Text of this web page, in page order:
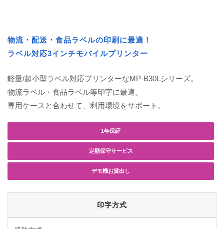
物流・配送・食品ラベルの印刷に最適！
ラベル対応3インチモバイルプリンター
軽量/超小型ラベル対応プリンターなMP-B30Lシリーズ。
物流ラベル・食品ラベル等印字に最適。
専用ケースと合わせて、利用環境をサポート。
1年保証
定額保守サービス
デモ機お貸出し
印字方式